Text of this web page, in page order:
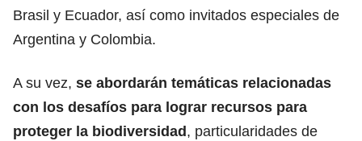
Brasil y Ecuador, así como invitados especiales de
Argentina y Colombia.
A su vez, se abordarán temáticas relacionadas
con los desafíos para lograr recursos para
proteger la biodiversidad, particularidades de